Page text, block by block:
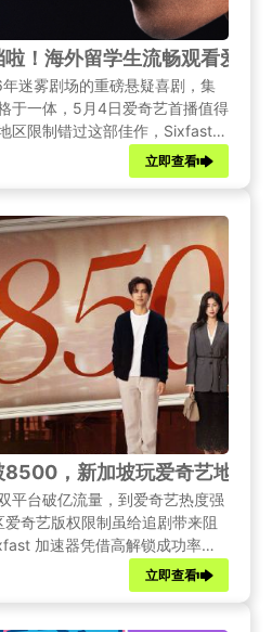
！海外留学生流畅观看爱奇
迷雾剧场的重磅悬疑喜剧，集
于一体，5月4日爱奇艺首播值得
区限制错过这部佳作，Sixfast加
制与卡顿难题，一键解锁、4K流
内观众同步追剧。
立即查看
8500，新加坡玩爱奇艺地区
平台破亿流量，到爱奇艺热度强
奇艺版权限制虽给追剧带来阻
加速器凭借高解锁成功率、
，成为新加坡海外党解锁爱奇
立即查看